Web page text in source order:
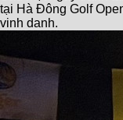
tại Hà Đông Golf
vinh danh.